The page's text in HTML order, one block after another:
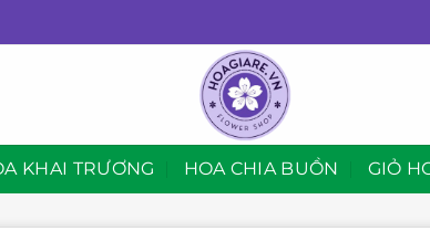
KHAI TRƯƠNG HOA CHIA BUỒN GIỎ